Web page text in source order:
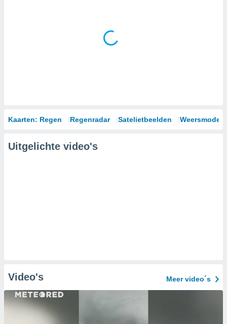
Kaarten: Regen Regenradar Satelietbeelden
Uitgelichte video's
Video's Meer video´s